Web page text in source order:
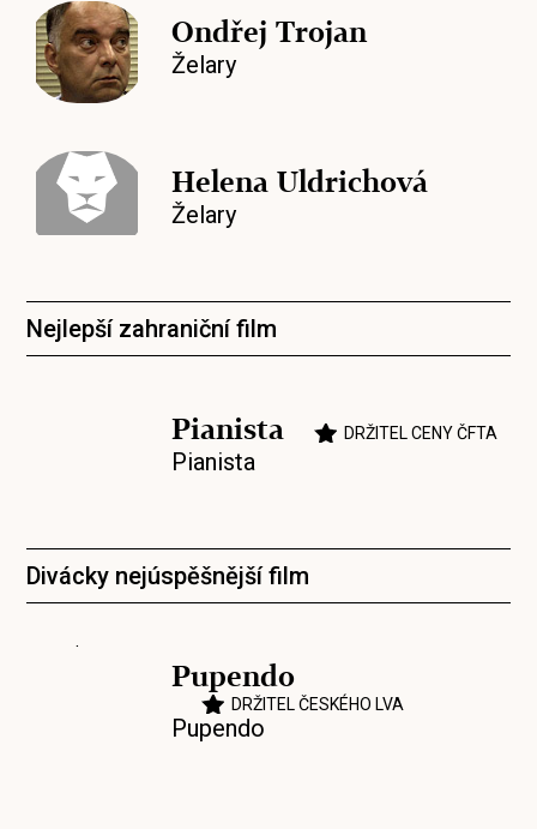
Ondřej Trojan
Želary
Helena Uldrichová
Želary
Nejlepší zahraniční film
Pianista DRŽITEL CENY ČFTA
Pianista
Divácky nejúspěšnější film
Pupendo
DRŽITEL ČESKÉHO LVA
Pupendo